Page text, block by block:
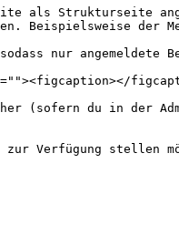
als Strukturseite
Beispielsweise
nur angemeldete
(sofern du in der
Verfügung stellen